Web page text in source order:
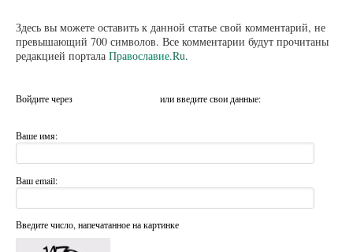
Здесь вы можете оставить к данной статье свой комментарий, не
превышающий 700 символов. Все комментарии будут прочитаны
редакцией портала Православие.Ru.
Войдите через или введите свои данные:
Ваше имя:
Ваш email:
Введите число, напечатанное на картинке